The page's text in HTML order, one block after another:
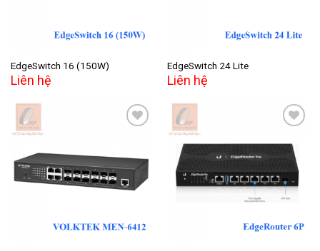
EdgeSwitch 16 (150W)
Liên hệ
EdgeSwitch 24 Lite
Liên hệ
Add to
wishlist
Add to
wishlist